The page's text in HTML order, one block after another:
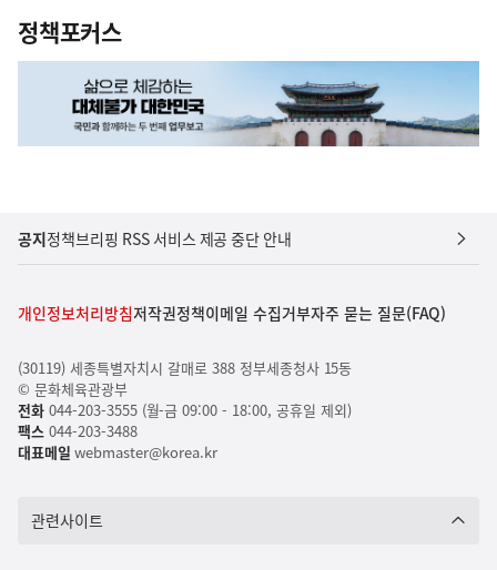
정책포커스
공지정책브리핑 RSS 서비스 제공 중단 안내
개인정보처리방침저작권정책이메일 수집거부자주 묻는 질문(FAQ)
(30119) 세종특별자치시 갈매로 388 정부세종청사 15동
© 문화체육관광부
전화044-203-3555 (월-금 09:00 - 18:00, 공휴일 제외)
팩스044-203-3488
대표메일 webmaster@korea.kr
관련사이트